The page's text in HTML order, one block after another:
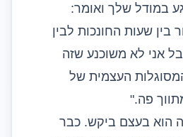
במודל שלך ואומר:
בין שעות החונכות לבין
אני לא משוכנע שזה
העצמית של
פה."
הוא בעצם ביקש. כבר